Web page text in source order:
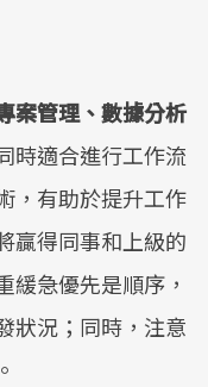
案管理、數據分析
時適合進行工作流
，有助於提升工作
贏得同事和上級的
緩急優先是順序，
狀況；同時，注意